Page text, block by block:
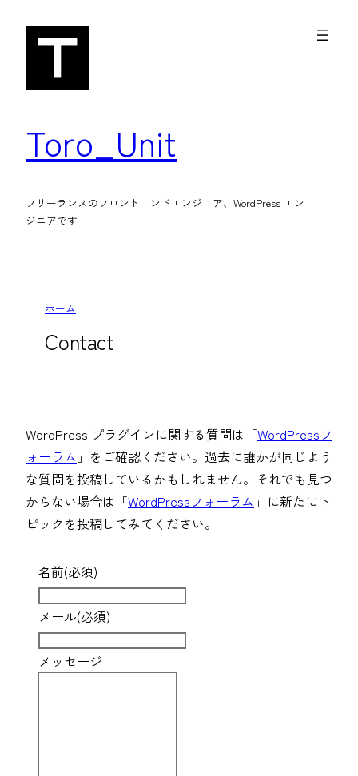
Toro_Unit
フリーランスのフロントエンドエンジニア、WordPress エン
ジニアです
ホーム
Contact
WordPress プラグインに関する質問は「WordPressフ
ォーラム 」をご確認ください。過去に誰かが同じよう
な質問を投稿しているかもしれません。それでも見つ
からない場合は「WordPressフォーラム 」に新たにト
ピックを投稿してみてください。
名前(必須)
メール(必須)
メッセージ